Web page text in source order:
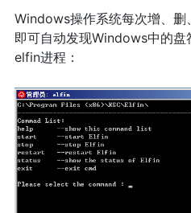
Windows操作系统每次增、删
即可自动发现Windows中的
elfin进程：